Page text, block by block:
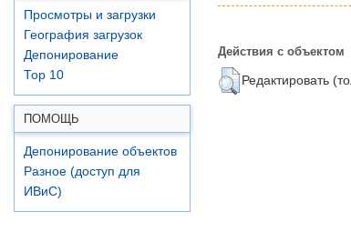
Просмотры и загрузки
География загрузок
Депонирование
Top 10
ПОМОЩЬ
Депонирование объектов
Разное (доступ для
ИВиС)
Действия с объектом
Редактировать